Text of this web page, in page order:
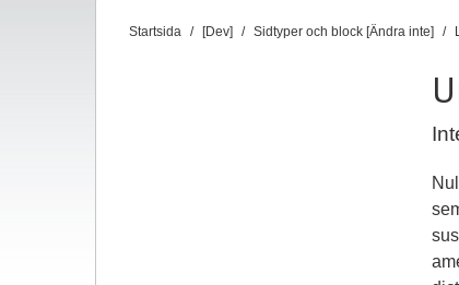
D
Startsida [Dev] Sidtyper och block [Ändra inte]